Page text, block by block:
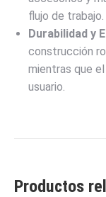
flujo de trabajo.
Durabilidad y
construcción
mientras que
usuario.
Productos